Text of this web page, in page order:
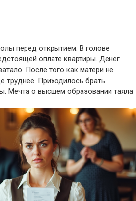
перед открытием. В голове
оплате квартиры. Денег
После того как матери не
труднее. Приходилось брать
Мечта о высшем образовании таяла